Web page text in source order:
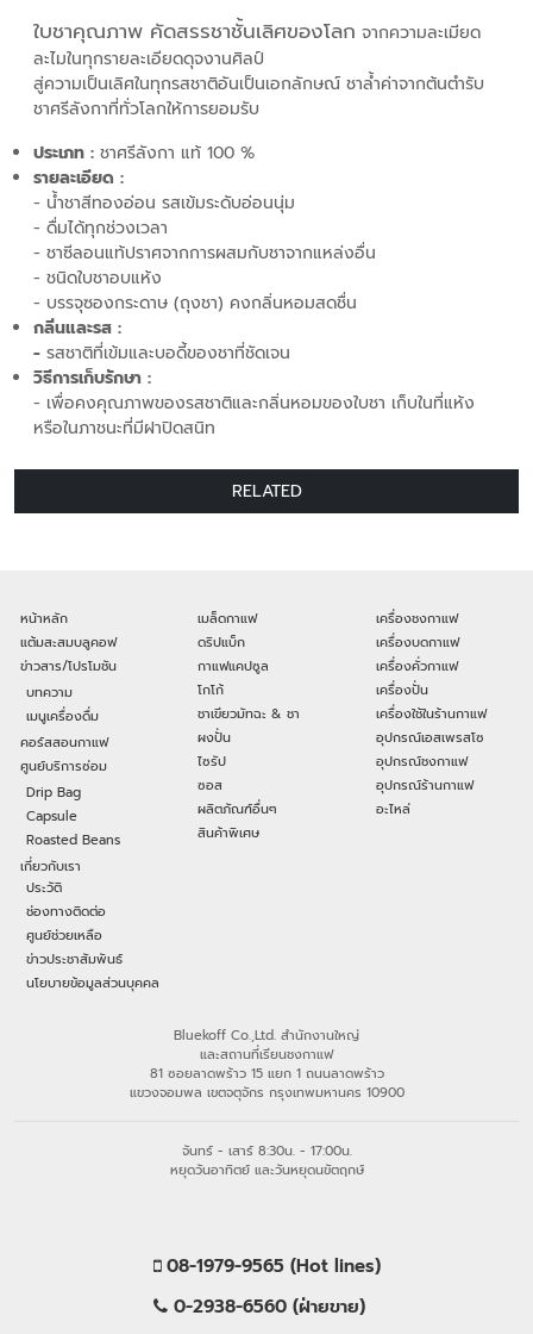
ใบชาคุณภาพ คัดสรรชาชั้นเลิศของโลก จากความละเมียด
ละไมในทุกรายละเอียดดุจงานศิลป์
สู่ความเป็นเลิศในทุกรสชาติอันเป็นเอกลักษณ์ ชาล้ำค่าจากต้นตำรับ
ชาศรีลังกาที่ทั่วโลกให้การยอมรับ
ประเภท : ชาศรีลังกา แท้ 100 %
รายละเอียด :
- น้ำชาสีทองอ่อน รสเข้มระดับอ่อนนุ่ม
- ดื่มได้ทุกช่วงเวลา
- ชาซีลอนแท้ปราศจากการผสมกับชาจากแหล่งอื่น
- ชนิดใบชาอบแห้ง
- บรรจุซองกระดาษ (ถุงชา) คงกลิ่นหอมสดชื่น
กลิ่นและรส :
- รสชาติที่เข้มและบอดี้ของชาที่ชัดเจน
วิธีการเก็บรักษา :
- เพื่อคงคุณภาพของรสชาติและกลิ่นหอมของใบชา เก็บในที่แห้ง
หรือในภาชนะที่มีฝาปิดสนิท
RELATED
หน้าหลัก
แต้มสะสมบลูคอฟ
ข่าวสาร/โปรโมชัน
บทความ
เมนูเครื่องดื่ม
คอร์สสอนกาแฟ
ศูนย์บริการซ่อม
Drip Bag
Capsule
Roasted Beans
เกี่ยวกับเรา
ประวัติ
ช่องทางติดต่อ
ศูนย์ช่วยเหลือ
ข่าวประชาสัมพันธ์
นโยบายข้อมูลส่วนบุคคล
เมล็ดกาแฟ
ดริปแบ็ก
กาแฟแคปซูล
โกโก้
ชาเขียวมัทฉะ & ชา
ผงปั่น
ไซรัป
ซอส
ผลิตภัณฑ์อื่นๆ
สินค้าพิเศษ
เครื่องชงกาแฟ
เครื่องบดกาแฟ
เครื่องคั่วกาแฟ
เครื่องปั่น
เครื่องใช้ในร้านกาแฟ
อุปกรณ์เอสเพรสโซ
อุปกรณ์ชงกาแฟ
อุปกรณ์ร้านกาแฟ
อะไหล่
Bluekoff Co.,Ltd. สำนักงานใหญ่
และสถานที่เรียนชงกาแฟ
81 ซอยลาดพร้าว 15 แยก 1 ถนนลาดพร้าว
แขวงจอมพล เขตจตุจักร กรุงเทพมหานคร 10900
จันทร์ - เสาร์ 8:30น. - 17:00น.
หยุดวันอาทิตย์ และวันหยุดนขัตฤกษ์
08-1979-9565 (Hot lines)
0-2938-6560 (ฝ่ายขาย)